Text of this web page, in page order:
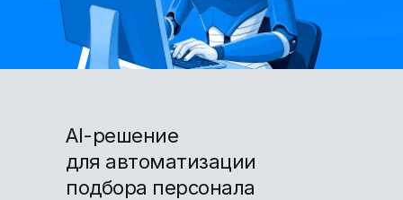
AI-решение
для автоматизации
подбора персонала